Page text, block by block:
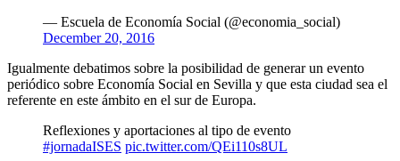
— Escuela de Economía Social (@economia_social)
December 20, 2016
Igualmente debatimos sobre la posibilidad de generar un evento
periódico sobre Economía Social en Sevilla y que esta ciudad sea el
referente en este ámbito en el sur de Europa.
Reflexiones y aportaciones al tipo de evento
#jornadaISES pic.twitter.com/QEi110s8UL